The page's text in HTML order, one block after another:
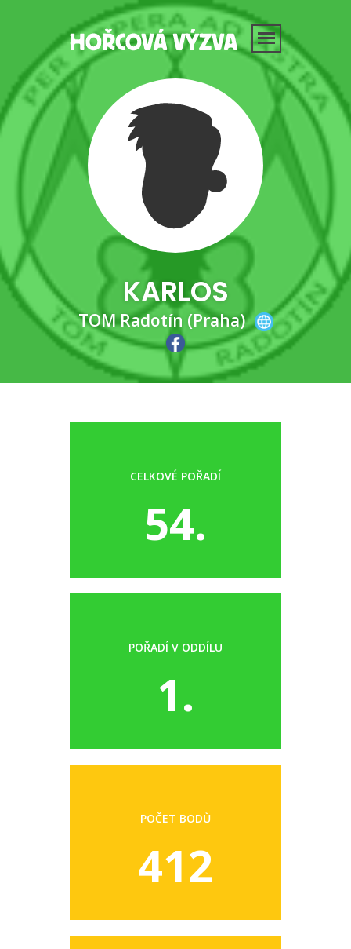
KARLOS
TOM Radotín (Praha)
CELKOVÉ POŘADÍ
54.
POŘADÍ V ODDÍLU
1.
POČET BODŮ
412